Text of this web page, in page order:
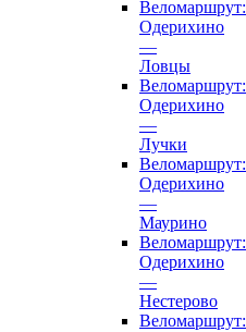
Веломаршрут:
Одерихино
—
Ловцы
Веломаршрут:
Одерихино
—
Лучки
Веломаршрут:
Одерихино
—
Маурино
Веломаршрут:
Одерихино
—
Нестерово
Веломаршрут: